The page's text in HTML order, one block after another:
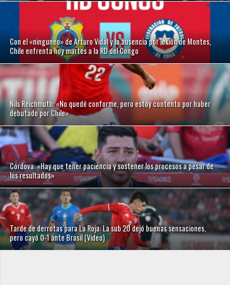
Con el «ninguneo» de Arturo Vidal y la ausencia por lesión de Montes,
Chile enfrenta hoy martes a la RD del Congo
Nils Reichmuth: «No quedé conforme, pero estoy contento por haber
debutado por Chile»
Córdova: «Hay que tener paciencia y sostener los procesos a pesar de
los resultados»
Tarde de derrotas para La Roja: La sub 20 dejó buenas sensaciones,
pero cayó 0-1 ante Brasil (Video)